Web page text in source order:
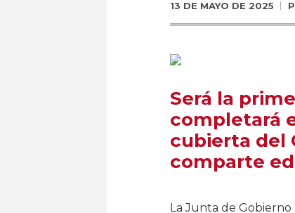
13 DE MAYO DE 2025
Será la
completará
cubierta del
comparte
La Junta de